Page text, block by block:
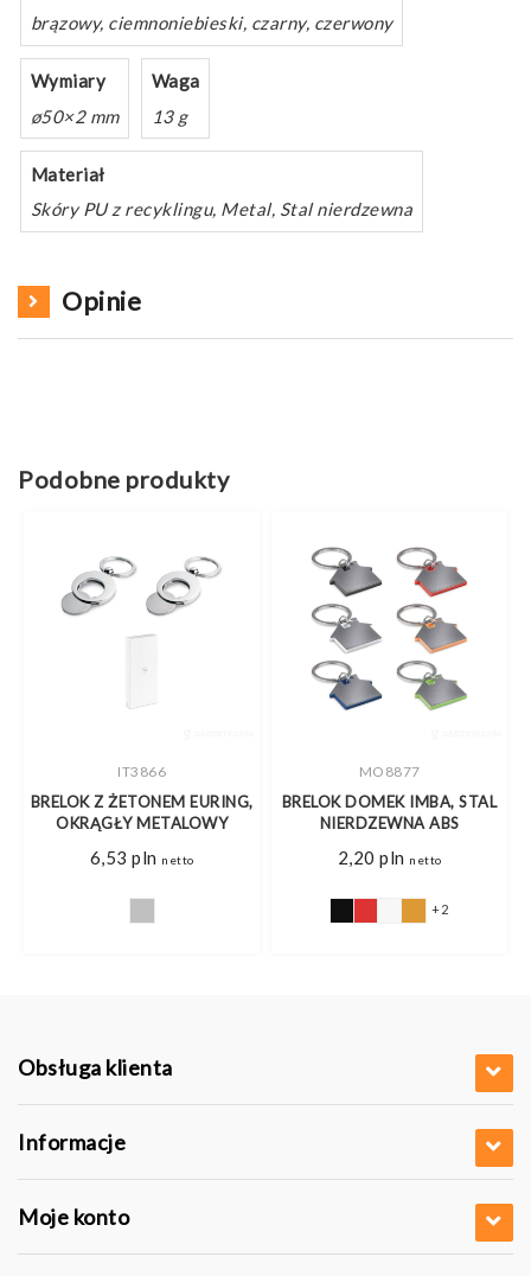
brązowy, ciemnoniebieski, czarny, czerwony
Wymiary
ø50×2 mm
Waga
13 g
Materiał
Skóry PU z recyklingu, Metal, Stal nierdzewna
Opinie
Podobne produkty
IT3866
BRELOK Z ŻETONEM EURING,
OKRĄGŁY METALOWY
6,53 pln netto
MO8877
BRELOK DOMEK IMBA, STAL
NIERDZEWNA ABS
2,20 pln netto
+2
Obsługa klienta
Informacje
Moje konto